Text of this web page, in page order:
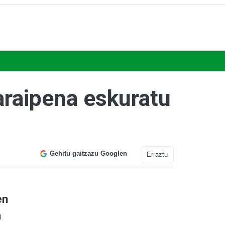
eskuratu
Gehitu gaitzazu Googlen Erraztu